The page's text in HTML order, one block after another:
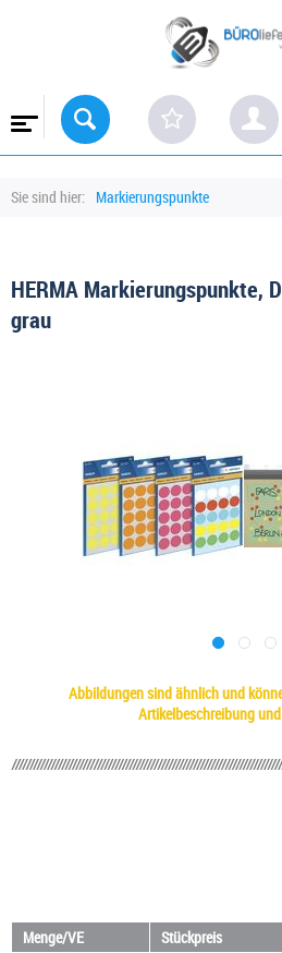
Sie sind hier: Markierungspunkte
HERMA Markierungspunkte,
grau
Abbildungen sind ähnlich und
Artikelbeschreibung
Menge/VE Stückpreis